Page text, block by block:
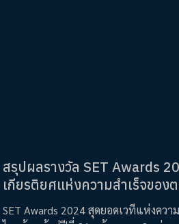
สรุปผลรางวัล SET Awards
เกียรติยศแห่งความสำเร็จของ
SET Awards 2024 สุดยอดเวทีแห่งคว